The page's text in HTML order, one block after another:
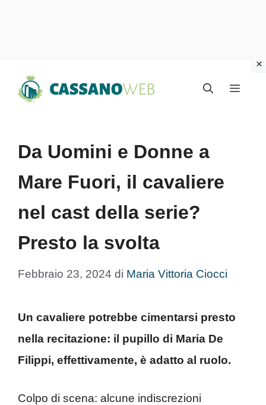
Menu
Da Uomini e Donne a
Mare Fuori, il cavaliere
nel cast della serie?
Presto la svolta
Febbraio 23, 2024 di Maria Vittoria Ciocci
Un cavaliere potrebbe cimentarsi presto
nella recitazione: il pupillo di Maria De
Filippi, effettivamente, è adatto al ruolo.
Colpo di scena: alcune indiscrezioni